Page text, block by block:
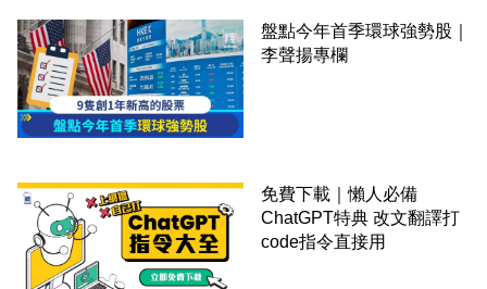
盤點今年首季環球強勢股｜
李聲揚專欄
免費下載｜懶人必備
ChatGPT特典 改文翻譯打
code指令直接用